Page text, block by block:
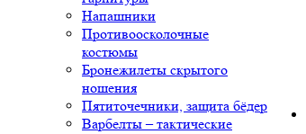
Напашники
Противоосколочные
костюмы
Бронежилеты скрытого
ношения
Пятиточечники, защита бёдер
Варбелты – тактические